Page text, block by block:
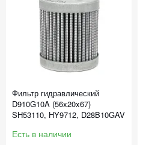
Фильтр гидравлический
D910G10A (56x20x67)
SH53110, HY9712, D28B10GAV
Есть в наличии